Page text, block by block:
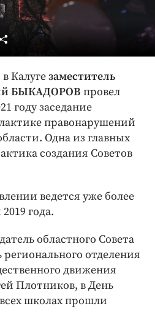
Калугезаместитель
БЫКАДОРОВ провел
году заседание
правонарушений
Одна из главных
создания Советов
ведется уже более
года.
областного Совета
отделения
движения
Плотников, в День
школах прошли